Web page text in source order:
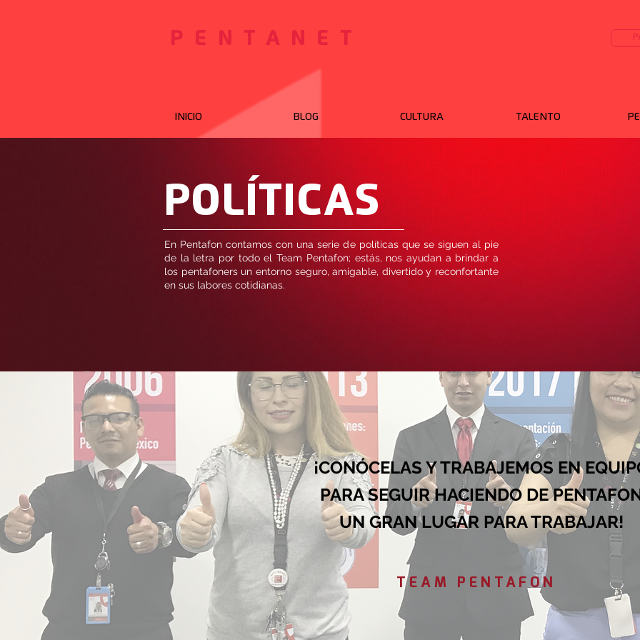
PENTANET
INICIO BLOG CULTURA TALENTO
POLÍTICAS
En Pentafon contamos con una serie de políticas que se siguen al pie
de la letra por todo el Team Pentafon; estás, nos ayudan a brindar a
los pentafoners un entorno seguro, amigable, divertido y reconfortante
en sus labores cotidianas.
¡CONÓCELAS Y TRABAJEMOS EN
PARA SEGUIR HACIENDO DE
UN GRAN LUGAR PARA TRABAJAR!
TEAM PENTAFON